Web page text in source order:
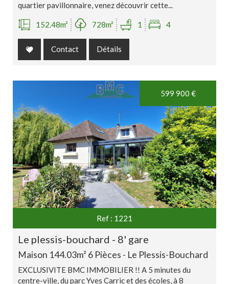
quartier pavillonnaire, venez découvrir cette...
152.48m² 728m² 1 4
Contact Détails
599 900 €
Ref : 1221
le plessis-bouchard - 8' gare
Maison 144.03m² 6 Pièces - Le Plessis-Bouchard
EXCLUSIVITE BMC IMMOBILIER !! A 5 minutes du
centre-ville, du parc Yves Carric et des écoles, à 8